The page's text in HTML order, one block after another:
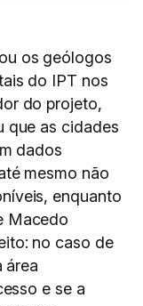
os geólogos
do IPT nos
do projeto,
que as cidades
dados
mesmo não
enquanto
Macedo
no caso de
área
e se a